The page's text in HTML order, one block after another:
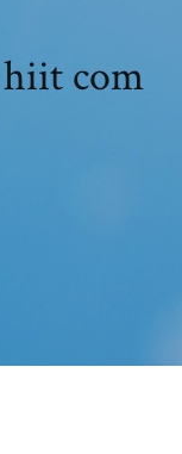
com